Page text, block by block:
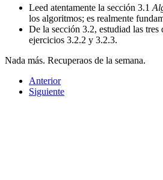
Leed atentamente la sección 3.1
los algoritmos; es realmente
De la sección 3.2, estudiad las
ejercicios 3.2.2 y 3.2.3.
Nada más. Recuperaos de la semana.
Anterior
Siguiente